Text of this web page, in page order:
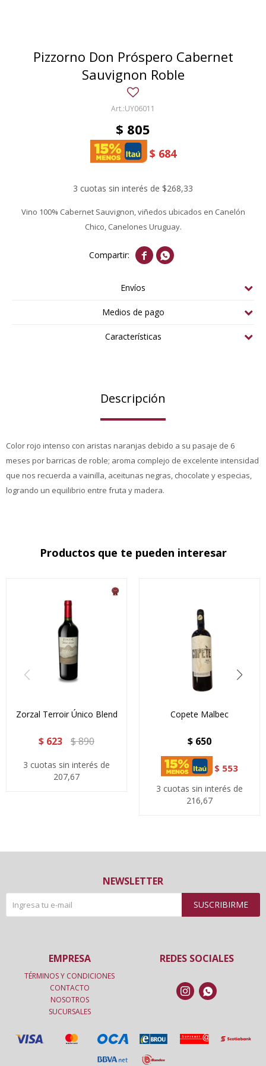
Pizzorno Don Próspero Cabernet
Sauvignon Roble
UY06011
$ 805
$ 684
3 cuotas sin interés de $268,33
Vino 100% Cabernet Sauvignon, viñedos ubicados en Canelón
Chico, Canelones Uruguay.
 
Envíos
Medios de pago
Características
Descripción
Color rojo intenso con aristas naranjas debido a su pasaje de 6
meses por barricas de roble; aroma complejo de excelente intensidad
que nos recuerda a vainilla, aceitunas negras, chocolate y especias,
logrando un equilibrio entre fruta y madera.
Productos que te pueden interesar
Zorzal Terroir Único Blend
$ 623 $890
3 cuotas sin interés de
207,67
Copete Malbec
$ 650
$ 553
3 cuotas sin interés de
216,67
NEWSLETTER
SUSCRIBIRME
REDES SOCIALES
 
EMPRESA
TÉRMINOS Y CONDICIONES
CONTACTO
NOSOTROS
SUCURSALES